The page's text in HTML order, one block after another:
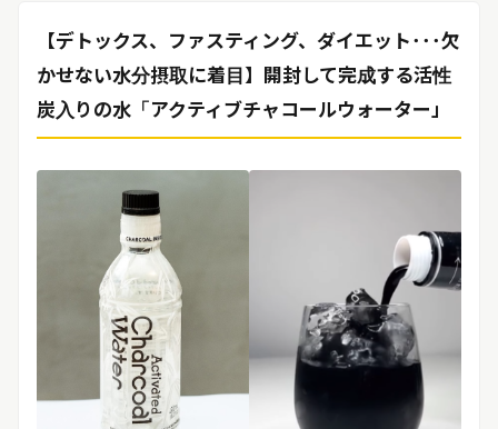
【デトックス、ファスティング、ダイエット･･･欠
かせない水分摂取に着目】開封して完成する活性
炭入りの水「アクティブチャコールウォーター」